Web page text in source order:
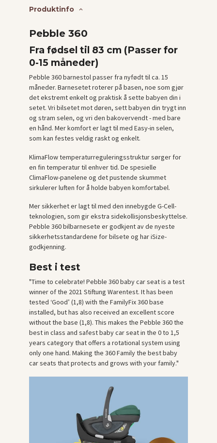
Produktinfo
Pebble 360
Fra fødsel til 83 cm (Passer for
0-15 måneder)
Pebble 360 barnestol passer fra nyfødt til ca. 15
måneder. Barnesetet roterer på basen, noe som gjør
det ekstremt enkelt og praktisk å sette babyen din i
setet. Vri bilsetet mot døren, sett babyen din trygt inn
og stram selen, og vri den bakovervendt - med bare
en hånd. Mer komfort er lagt til med Easy-in selen,
som kan festes veldig raskt og enkelt.
KlimaFlow temperaturreguleringsstruktur sørger for
en fin temperatur til enhver tid. De spesielle
ClimaFlow-panelene og det pustende skummet
sirkulerer luften for å holde babyen komfortabel.
Mer sikkerhet er lagt til med den innebygde G-Cell-
teknologien, som gir ekstra sidekollisjonsbeskyttelse.
Pebble 360 bilbarnesete er godkjent av de nyeste
sikkerhetsstandardene for bilsete og har iSize-
godkjenning.
Best i test
"Time to celebrate! Pebble 360 baby car seat is a test
winner of the 2021 Stiftung Warentest. It has been
tested ‘Good’ (1,8) with the FamilyFix 360 base
installed, but has also received an excellent score
without the base (1,8). This makes the Pebble 360 the
best in class and safest baby car seat in the 0 to 1,5
years category that offers a rotational system using
only one hand. Making the 360 Family the best baby
car seats that protects and grows with your family."